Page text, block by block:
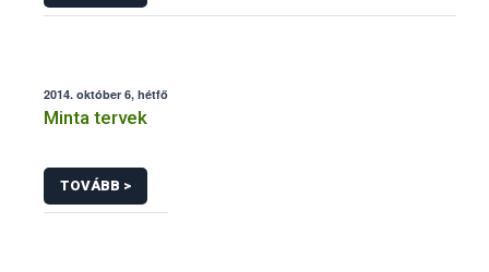
2014. október 6, hétfő
Minta tervek
TOVÁBB >